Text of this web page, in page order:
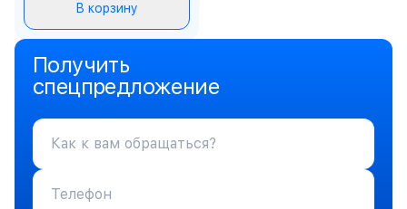
В корзину
Получить
спецпредложение